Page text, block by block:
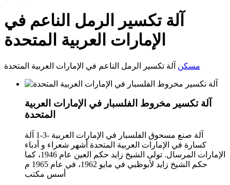
آلة تكسير الرمل الناعم في
الإمارات العربية المتحدة
مسكن آلة تكسير الرمل الناعم في الإمارات العربية المتحدة
آلة تكسير مخروط الفلسبار في الإمارات العربية
المتحدة
آلة صنع مسحوق الفلسبار في الإمارات العربية -3-1 آلة
كسارة في الإمارات العربية المتحدة أشهر شعراء و أدباء
الإمارات المرسال. تولى الشيخ زايد حكم العين عام 1946، كما
حكم الشيخ زايد لأبوظبي في مايو 1962، في عام 1965 م
أسس مكتب